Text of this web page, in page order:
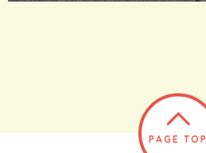
PAGE TOP